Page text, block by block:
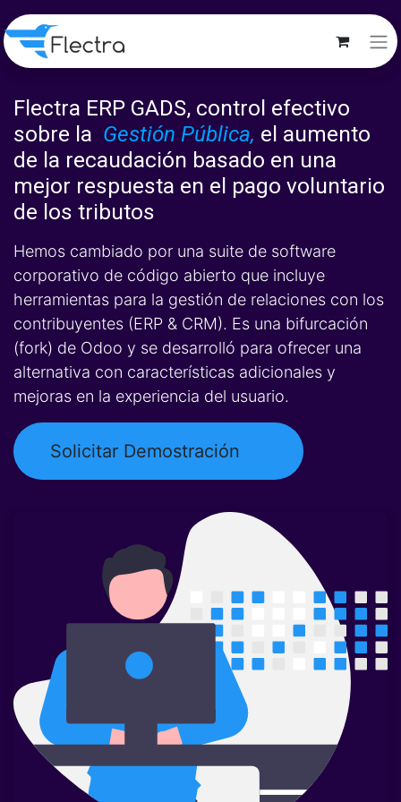
Flectra ERP GADS, control efectivo
sobre la Gestión Pública, el aumento
de la recaudación basado en una
mejor respuesta en el pago voluntario
de los tributos
Hemos cambiado por una suite de software
corporativo de código abierto que incluye
herramientas para la gestión de relaciones con los
contribuyentes (ERP & CRM). Es una bifurcación
(fork) de Odoo y se desarrolló para ofrecer una
alternativa con características adicionales y
mejoras en la experiencia del usuario.
Solicitar Demostración